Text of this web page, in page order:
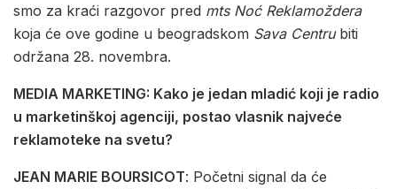
smo za kraći razgovor pred mts Noć Reklamoždera
koja će ove godine u beogradskom Sava Centrubiti
održana 28. novembra.
MEDIA MARKETING: Kako je jedan mladić koji je radio
u marketinškoj agenciji, postao vlasnik najveće
reklamoteke na svetu?
JEAN MARIE BOURSICOT: Početni signal da će